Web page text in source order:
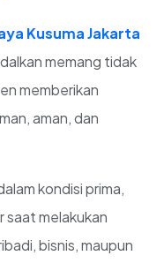
Kusuma Jakarta
memang tidak
memberikan
aman, dan
kondisi prima,
saat melakukan
bisnis, maupun